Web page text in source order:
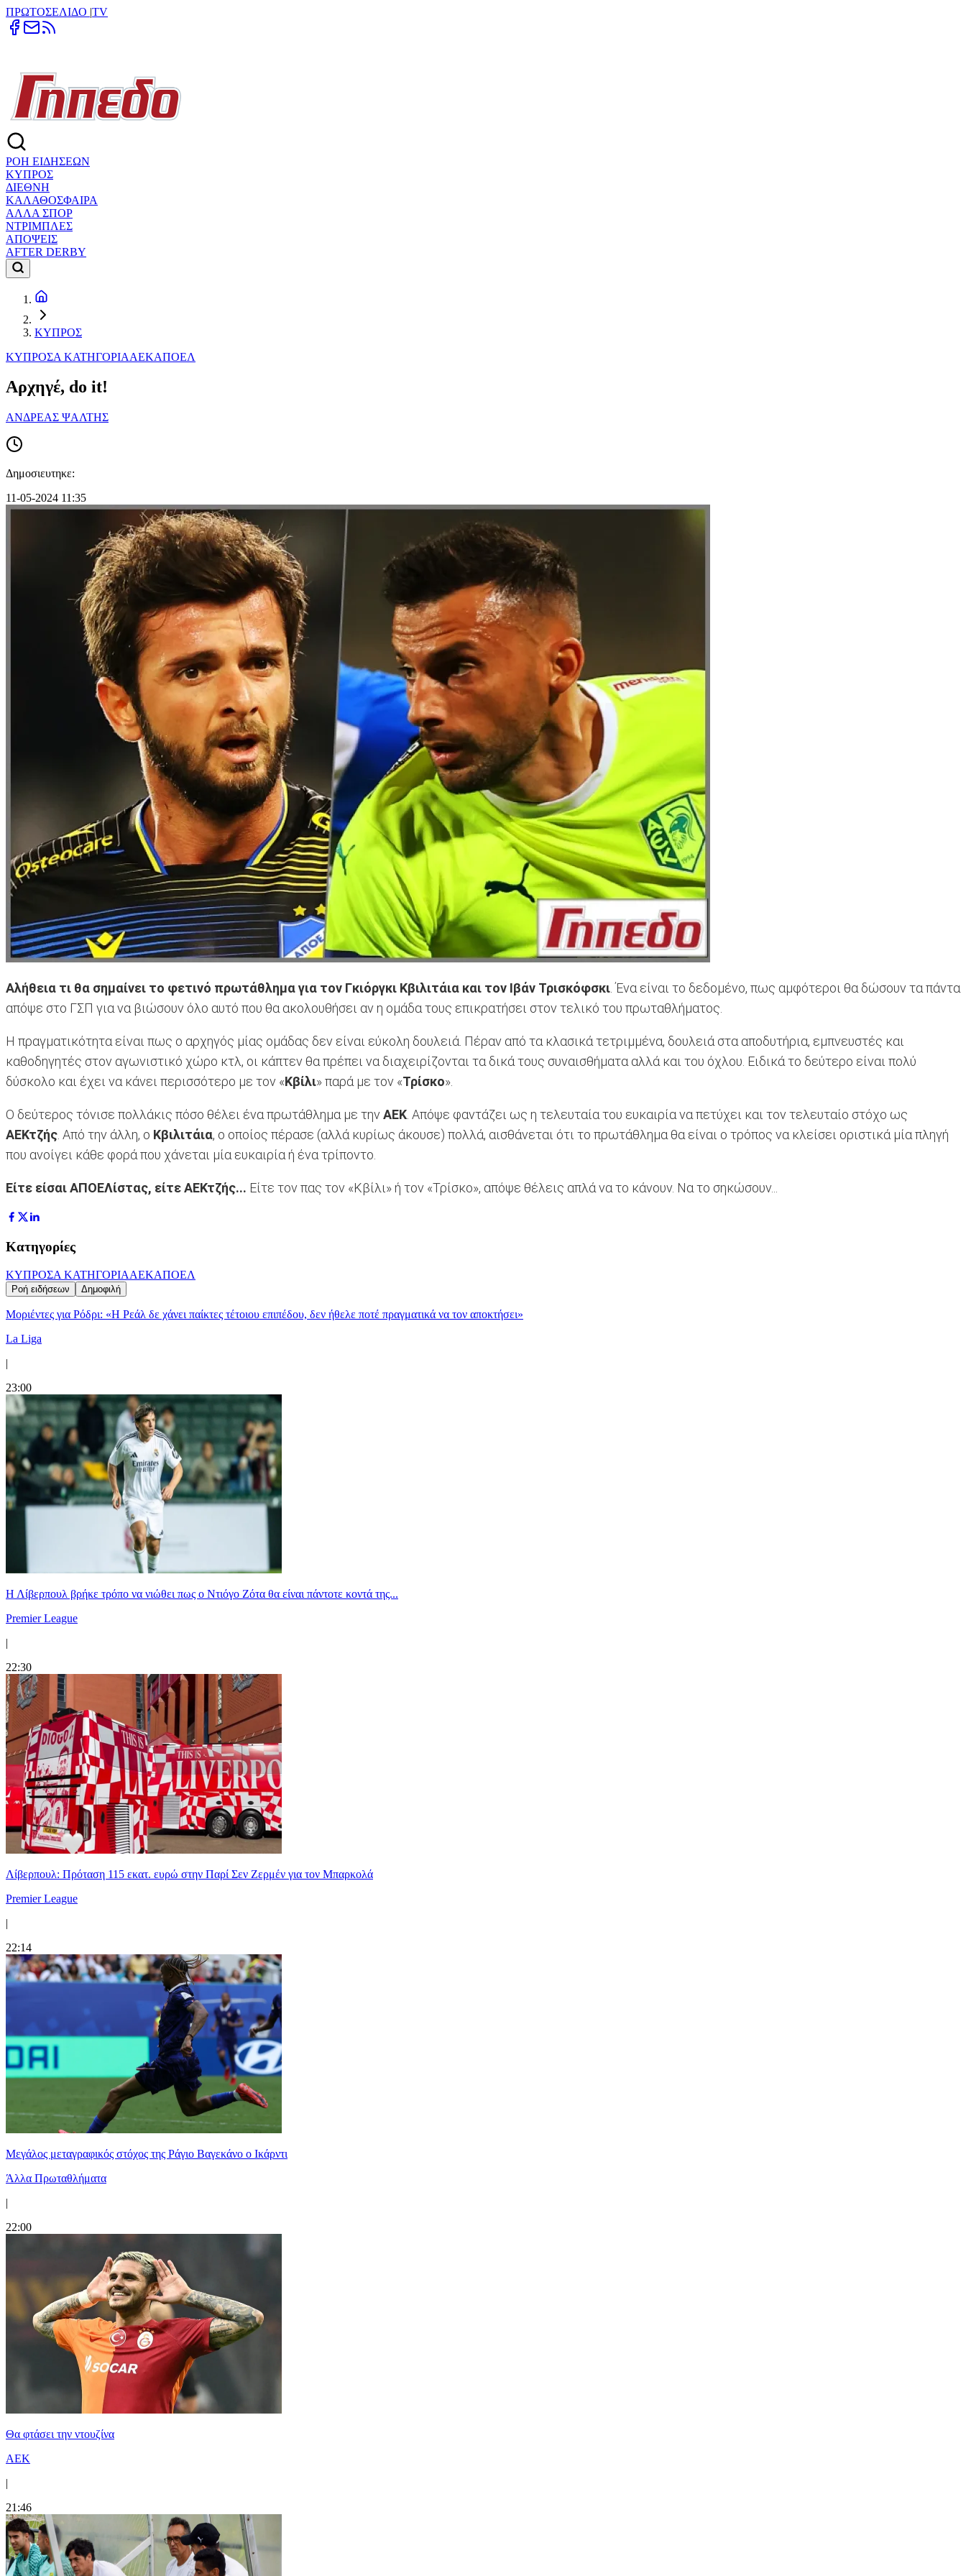
ΠΡΩΤΟΣΕΛΙΔΟ |TV
ΡΟΗ ΕΙΔΗΣΕΩΝ
ΚΥΠΡΟΣ
ΔΙΕΘΝΗ
ΚΑΛΑΘΟΣΦΑΙΡΑ
ΑΛΛΑ ΣΠΟΡ
ΝΤΡΙΜΠΛΕΣ
ΑΠΟΨΕΙΣ
AFTER DERBY
ΚΥΠΡΟΣ
ΚΥΠΡΟΣΑ ΚΑΤΗΓΟΡΙΑΑΕΚΑΠΟΕΛ
Αρχηγέ, do it!
ΑΝΔΡΕΑΣ ΨΑΛΤΗΣ
Δημοσιευτηκε:
11-05-2024 11:35
Αλήθεια τι θα σημαίνει το φετινό πρωτάθλημα για τον Γκιόργκι Κβιλιτάια και τον Ιβάν Τρισκόφσκι. Ένα είναι το δεδομένο, πως αμφότεροι θα δώσουν τα πάντα
απόψε στο ΓΣΠ για να βιώσουν όλο αυτό που θα ακολουθήσει αν η ομάδα τους επικρατήσει στον τελικό του πρωταθλήματος.
Η πραγματικότητα είναι πως ο αρχηγός μίας ομάδας δεν είναι εύκολη δουλειά. Πέραν από τα κλασικά τετριμμένα, δουλειά στα αποδυτήρια, εμπνευστές και
καθοδηγητές στον αγωνιστικό χώρο κτλ, οι κάπτεν θα πρέπει να διαχειρίζονται τα δικά τους συναισθήματα αλλά και του όχλου. Ειδικά το δεύτερο είναι πολύ
δύσκολο και έχει να κάνει περισσότερο με τον «Κβίλι» παρά με τον «Τρίσκο».
Ο δεύτερος τόνισε πολλάκις πόσο θέλει ένα πρωτάθλημα με τηνΑΕΚ. Απόψε φαντάζει ως η τελευταία του ευκαιρία να πετύχει και τον τελευταίο στόχο ως
ΑΕΚτζής. Από την άλλη, ο Κβιλιτάια, ο οποίος πέρασε (αλλά κυρίως άκουσε) πολλά, αισθάνεται ότι το πρωτάθλημα θα είναι ο τρόπος να κλείσει οριστικά μία πληγή
που ανοίγει κάθε φορά που χάνεται μία ευκαιρία ή ένα τρίποντο.
Είτε είσαι ΑΠΟΕΛίστας, είτε ΑΕΚτζής... Είτε τον πας τον «Κβίλι» ή τον «Τρίσκο», απόψε θέλεις απλά να το κάνουν. Να το σηκώσουν...
Κατηγορίες
ΚΥΠΡΟΣΑ ΚΑΤΗΓΟΡΙΑΑΕΚΑΠΟΕΛ
Ροή ειδήσεων Δημοφιλή
Μοριέντες για Ρόδρι: «Η Ρεάλ δε χάνει παίκτες τέτοιου επιπέδου, δεν ήθελε ποτέ πραγματικά να τον αποκτήσει»
La Liga
|
23:00
Η Λίβερπουλ βρήκε τρόπο να νιώθει πως ο Ντιόγο Ζότα θα είναι πάντοτε κοντά της...
Premier League
|
22:30
Λίβερπουλ: Πρόταση 115 εκατ. ευρώ στην Παρί Σεν Ζερμέν για τον Μπαρκολά
Premier League
|
22:14
Μεγάλος μεταγραφικός στόχος της Ράγιο Βαγεκάνο ο Ικάρντι
Άλλα Πρωταθλήματα
|
22:00
Θα φτάσει την ντουζίνα
ΑΕΚ
|
21:46